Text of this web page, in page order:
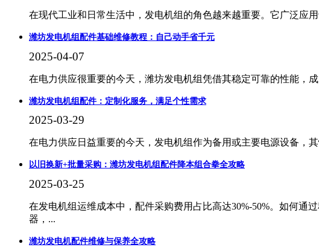
在现代工业和日常生活中，发电机组的角色越来越重要。它广泛应
潍坊发电机组配件基础维修教程：自己动手省千元
2025-04-07
在电力供应很重要的今天，潍坊发电机组凭借其稳定可靠的性能，
潍坊发电机组配件：定制化服务，满足个性需求
2025-03-29
在电力供应日益重要的今天，发电机组作为备用或主要电源设备
以旧换新+批量采购：潍坊发电机组配件降本组合拳全攻略
2025-03-25
在发电机组运维成本中，配件采购费用占比高达30%-50%。如何通
器，...
潍坊发电机配件维修与保养全攻略